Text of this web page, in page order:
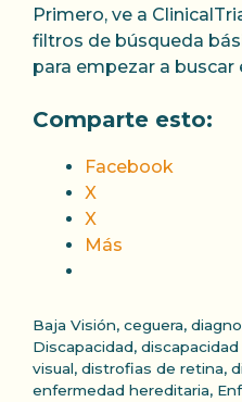
Primero, ve a
filtros de búsqueda
para empezar a buscar
Comparte esto:
Facebook
X
X
Más
Categorías
Baja Visión, ceguera,
Discapacidad, discapacidad
visual, distrofias de retina,
enfermedad hereditaria,